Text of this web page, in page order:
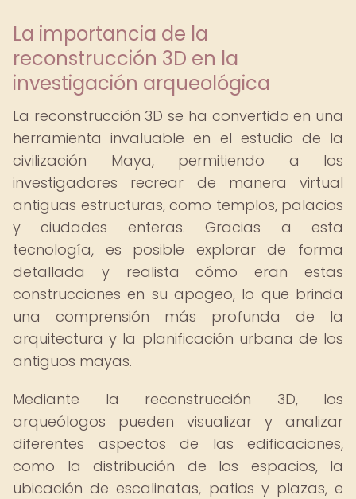
La importancia de la
reconstrucción 3D en la
investigación arqueológica
La reconstrucción 3D se ha convertido en una
herramienta invaluable en el estudio de la
civilización Maya, permitiendo a los
investigadores recrear de manera virtual
antiguas estructuras, como templos, palacios
y ciudades enteras. Gracias a esta
tecnología, es posible explorar de forma
detallada y realista cómo eran estas
construcciones en su apogeo, lo que brinda
una comprensión más profunda de la
arquitectura y la planificación urbana de los
antiguos mayas.
Mediante la reconstrucción 3D, los
arqueólogos pueden visualizar y analizar
diferentes aspectos de las edificaciones,
como la distribución de los espacios, la
ubicación de escalinatas, patios y plazas, e